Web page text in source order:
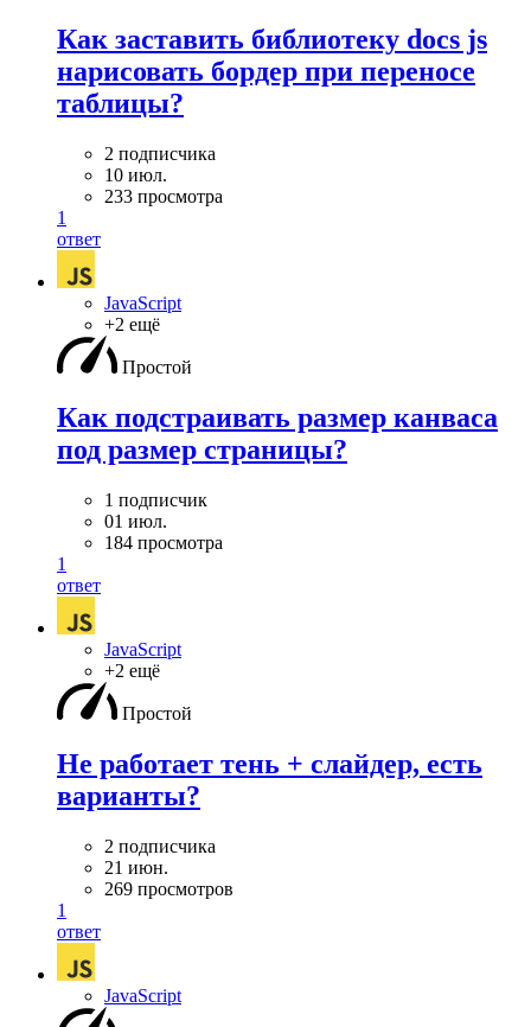
Как заставить библиотеку docs js
нарисовать бордер при переносе
таблицы?
2 подписчика
10 июл.
233 просмотра
1
ответ
JavaScript
+2 ещё
Простой
Как подстраивать размер канваса
под размер страницы?
1 подписчик
01 июл.
184 просмотра
1
ответ
JavaScript
+2 ещё
Простой
Не работает тень + слайдер, есть
варианты?
2 подписчика
21 июн.
269 просмотров
1
ответ
JavaScript